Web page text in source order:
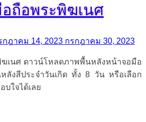
ถือพระพิฆเนศ
กฎาคม 14, 2023 กรกฎาคม 30, 2023
เนศ ดาวน์โหลดภาพพื้นหลังหน้าจอมือ
ลังสีประจำวันเกิด ทั้ง 8 วัน หรือเลือก
บใจได้เลย